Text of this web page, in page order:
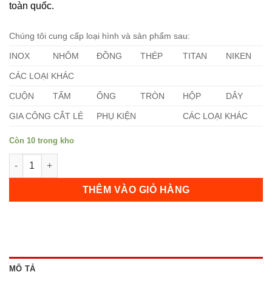
toàn quốc.
Chúng tôi cung cấp loại hình và sản phẩm sau:
INOX NHÔM ĐỒNG THÉP TITAN NIKEN
CÁC LOẠI KHÁC
CUỘN TẤM ỐNG TRÒN HỘP DÂY
GIA CÔNG CẮT LẺ PHỤ KIỆN CÁC LOẠI KHÁC
Còn 10 trong kho
Lá Căn Đồng Thau 0.10mm số lượng
THÊM VÀO GIỎ HÀNG
MÔ TẢ